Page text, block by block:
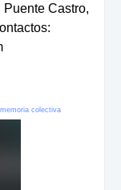
Castro,
colectiva